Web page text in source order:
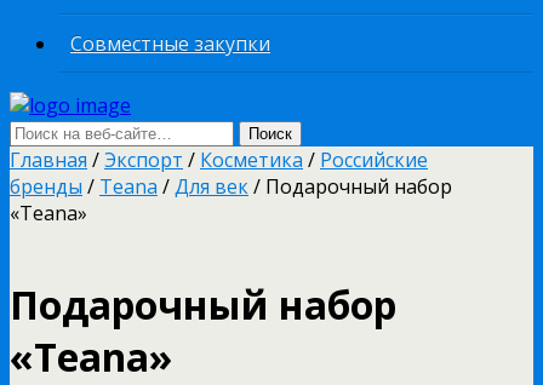
Совместные закупки
Главная /Экспорт / Косметика / Российские
бренды / Teana /Для век/ Подарочный набор
«Teana»
Подарочный набор
«Teana»